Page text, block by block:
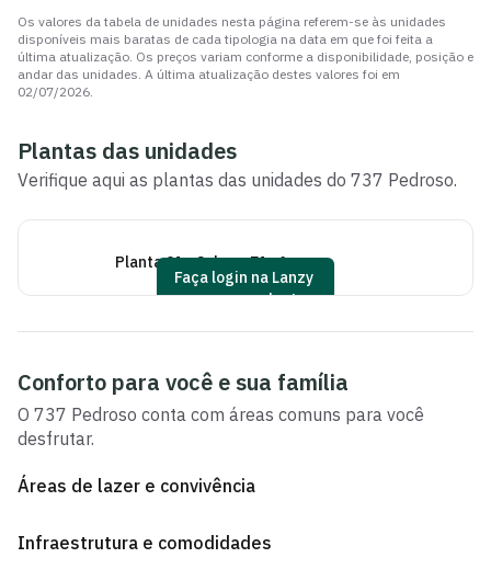
Os valores da tabela de unidades nesta página referem-se às unidades
disponíveis mais baratas de cada tipologia na data em que foi feita a
última atualização. Os preços variam conforme a disponibilidade, posição e
andar das unidades. A última atualização destes valores foi em
02/07/2026.
Plantas das unidades
Verifique aqui as plantas das unidades do 737 Pedroso.
Planta 01 - 2 dorm 71m²
Faça login na Lanzy
para ver as plantas
Conforto para você e sua família
O 737 Pedroso conta com áreas comuns para você
desfrutar.
Áreas de lazer e convivência
Infraestrutura e comodidades